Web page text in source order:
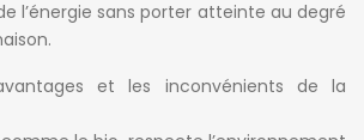
l’énergie sans porter atteinte au degré
et les inconvénients de la